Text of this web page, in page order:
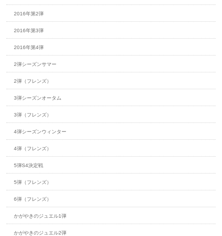
2016年第2弾
2016年第3弾
2016年第4弾
2弾シーズンサマー
2弾（フレンズ）
3弾シーズンオータム
3弾（フレンズ）
4弾シーズンウィンター
4弾（フレンズ）
5弾S4決定戦
5弾（フレンズ）
6弾（フレンズ）
かがやきのジュエル1弾
かがやきのジュエル2弾